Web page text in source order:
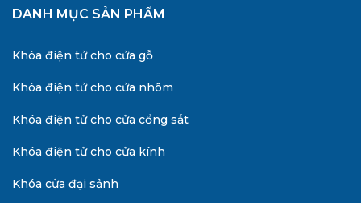
DANH MỤC SẢN PHẨM
Khóa điện tử cho cửa gỗ
Khóa điện tử cho cửa nhôm
Khóa điện tử cho cửa cổng sắt
Khóa điện tử cho cửa kính
Khóa cửa đại sảnh